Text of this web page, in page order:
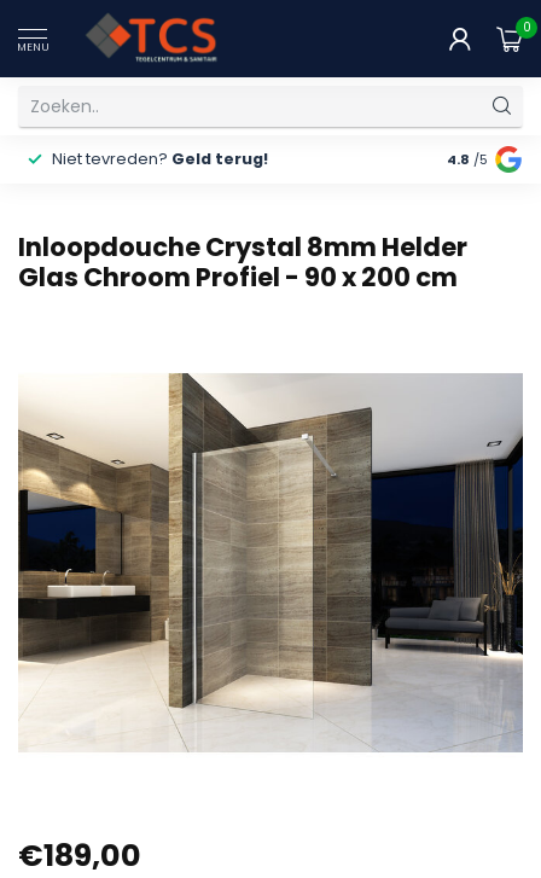
MENU
0
Niet tevreden? Geld terug! Gratis
4.8 /5
Inloopdouche Crystal 8mm Helder
Glas Chroom Profiel - 90 x 200 cm
€189,00